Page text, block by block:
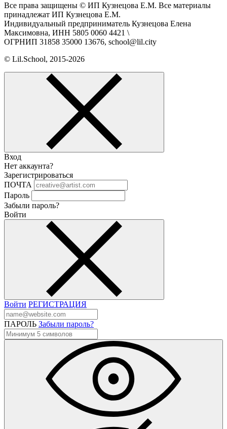
Все права защищены © ИП Кузнецова Е.М. Все материалы
принадлежат ИП Кузнецова Е.М.
Индивидуальный предприниматель Кузнецова Елена
Максимовна, ИНН 5805 0060 4421 \
ОГРНИП 31858 35000 13676, school@lil.city
© Lil.School, 2015‐2026
Вход
Нет аккаунта?
Зарегистрироваться
ПОЧТА
Пароль
Забыли пароль?
Войти
Войти РЕГИСТРАЦИЯ
ПАРОЛЬ Забыли пароль?